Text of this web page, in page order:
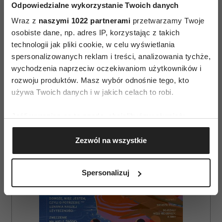
Odpowiedzialne wykorzystanie Twoich danych
Wraz z naszymi 1022 partnerami przetwarzamy Twoje
osobiste dane, np. adres IP, korzystając z takich
technologii jak pliki cookie, w celu wyświetlania
spersonalizowanych reklam i treści, analizowania tychże,
wychodzenia naprzeciw oczekiwaniom użytkowników i
rozwoju produktów. Masz wybór odnośnie tego, kto
używa Twoich danych i w jakich celach to robi.
Gromadzić dane dotyczące Twojej lokalizacji
geograficznej z dokładnością nawet do kilku metrów
Identyfikować Twoje urządzenie, aktywnie
(fingerprinting, czyli wirtualny odcisk palca)
dane są przetwarzane oraz ustaw własne preferencje w
sekcji szczegółów
. W Deklaracji plików cookie możesz
Zezwól na wszystkie
Spersonalizuj
Z Danutą Wałesą o jej wspomnieniach
rozmawiał Michał Chaciński.